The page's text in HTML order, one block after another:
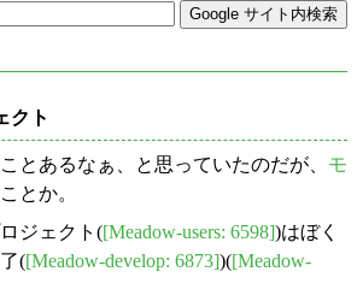
クト
とあるなぁ、と思っていたのだが、 モ
とか。
ジェクト([Meadow-users: 6598])はぼく
([Meadow-develop: 6873])([Meadow-